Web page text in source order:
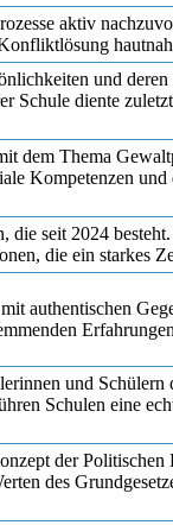
aktiv
und
Schule diente
dem Thema
Kompetenzen
seit 2024
die ein starkes
authentischen
und
Schulen eine
der
des